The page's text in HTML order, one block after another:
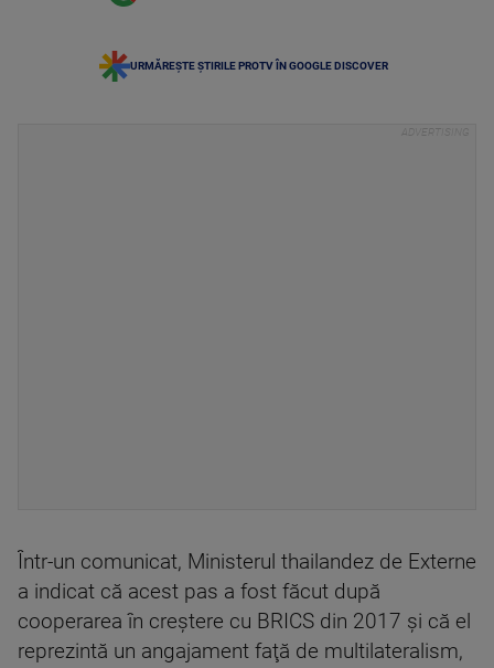
URMĂREȘTE ȘTIRILE PROTV ÎN GOOGLE DISCOVER
Într-un comunicat, Ministerul thailandez de Externe
a indicat că acest pas a fost făcut după
cooperarea în creştere cu BRICS din 2017 şi că el
reprezintă un angajament faţă de multilateralism,